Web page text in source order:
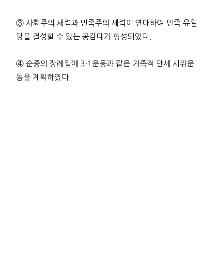
③ 사회주의 세력과 민족주의 세력이 연대하여 민족 유일
당을 결성할 수 있는 공감대가 형성되었다.
④ 순종의 장례일에 3·1운동과 같은 거족적 만세 시위운
동을 계획하였다.